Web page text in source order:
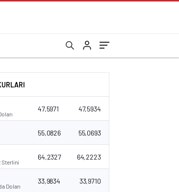
47,5971 47,5934
55,0826 55,0693
Sterlini
64,2327 64,2223
Doları
33,9834 33,9710